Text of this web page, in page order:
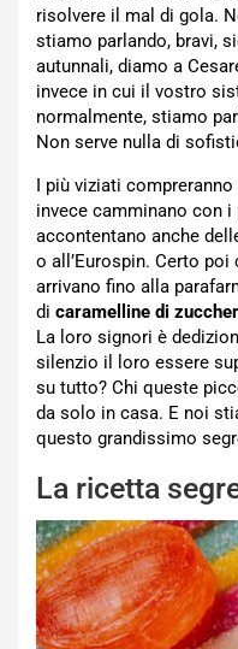
risolvere il mal di gola.
stiamo parlando, bravi,
autunnali, diamo a
invece in cui il vostro
normalmente, stiamo
Non serve nulla di
I più viziati
invece camminano con
accontentano anche
o all’Eurospin. Certo
arrivano fino alla
di caramelline di
La loro signori è
silenzio il loro essere
su tutto? Chi queste
da solo in casa. E noi
questo grandissimo
La ricetta